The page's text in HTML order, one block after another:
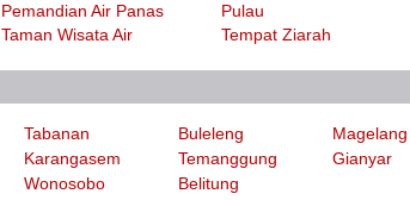
Pemandian Air Panas Pulau
Taman Wisata Air Tempat Ziarah
Tabanan Buleleng Magelang
Karangasem Temanggung Gianyar
Wonosobo Belitung